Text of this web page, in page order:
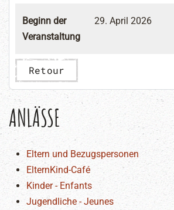
Beginn der
Veranstaltung
29. April 2026
Retour
ANLÄSSE
Eltern und Bezugspersonen
ElternKind-Café
Kinder - Enfants
Jugendliche - Jeunes